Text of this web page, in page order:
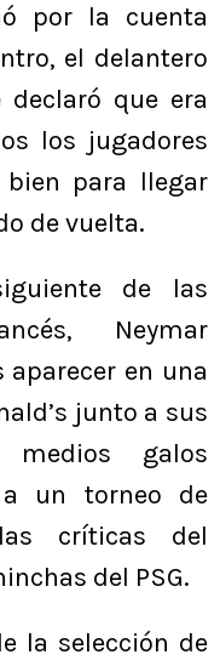
por la cuenta
el delantero
declaró que era
los jugadores
bien para llegar
de vuelta.
de las
Neymar
en una
junto a sus
medios galos
a un torneo de
críticas del
del PSG.
la selección de